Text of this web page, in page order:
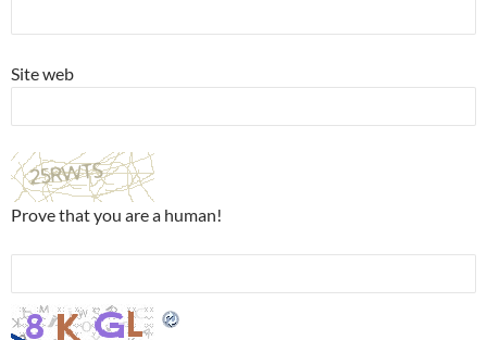
Site web
Prove that you are a human!